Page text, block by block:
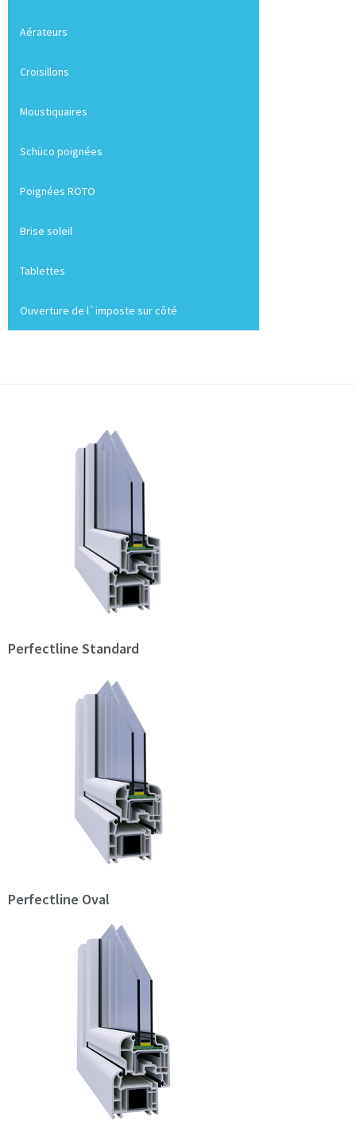
Aérateurs
Croisillons
Moustiquaires
Schüco poignées
Poignées ROTO
Brise soleil
Tablettes
Ouverture de l`imposte sur côté
Perfectline Standard
Perfectline Oval